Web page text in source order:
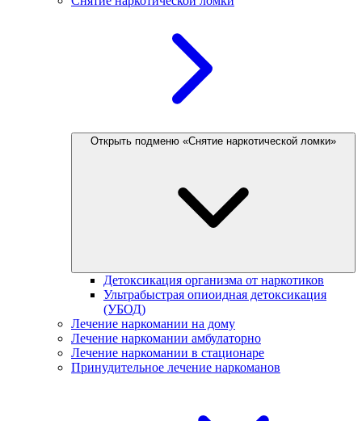
Открыть подменю «Снятие наркотической ломки»
Детоксикация организма от наркотиков
Ультрабыстрая опиоидная детоксикация
(УБОД)
Лечение наркомании на дому
Лечение наркомании амбулаторно
Лечение наркомании в стационаре
Принудительное лечение наркоманов